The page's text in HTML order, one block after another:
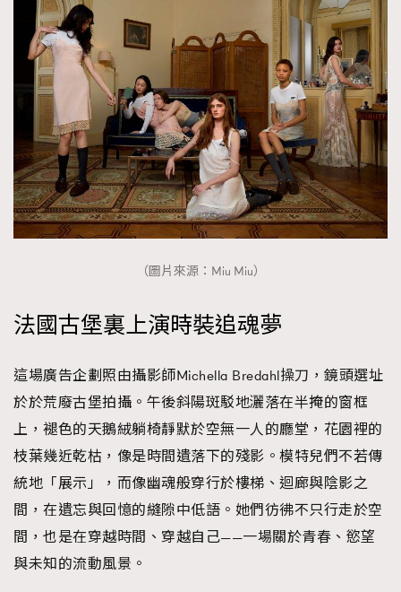
（圖片來源：Miu Miu）
法國古堡裏上演時裝追魂夢
這場廣告企劃照由攝影師Michella Bredahl操刀，鏡頭選址
於於荒廢古堡拍攝。午後斜陽斑駁地灑落在半掩的窗框
上，褪色的天鵝絨躺椅靜默於空無一人的廳堂，花園裡的
枝葉幾近乾枯，像是時間遺落下的殘影。模特兒們不若傳
統地「展示」，而像幽魂般穿行於樓梯、迴廊與陰影之
間，在遺忘與回憶的縫隙中低語。她們彷彿不只行走於空
間，也是在穿越時間、穿越自己——一場關於青春、慾望
與未知的流動風景。